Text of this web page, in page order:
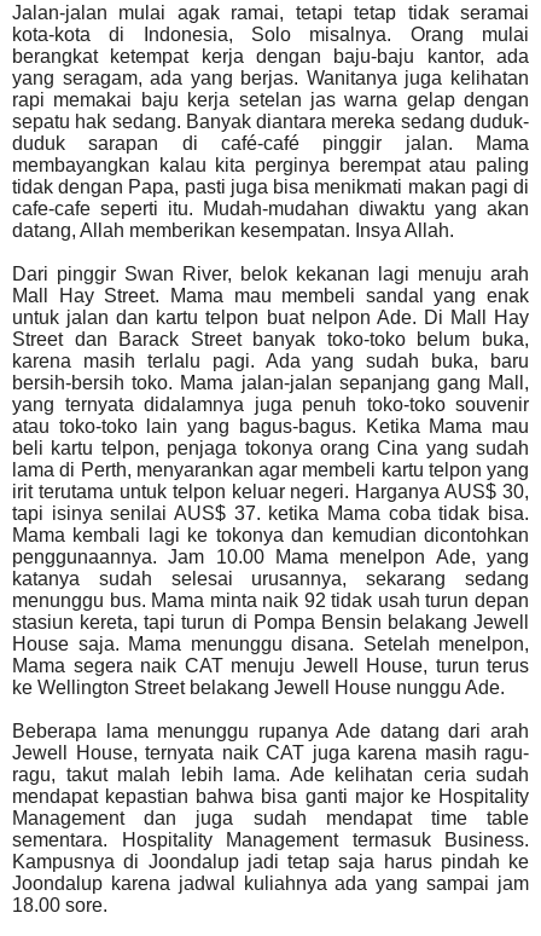
Jalan-jalan mulai agak ramai, tetapi tetap tidak seramai
kota-kota di Indonesia, Solo misalnya. Orang mulai
berangkat ketempat kerja dengan baju-baju kantor, ada
yang seragam, ada yang berjas. Wanitanya juga kelihatan
rapi memakai baju kerja setelan jas warna gelap dengan
sepatu hak sedang. Banyak diantara mereka sedang duduk-
duduk sarapan di café-café pinggir jalan. Mama
membayangkan kalau kita perginya berempat atau paling
tidak dengan Papa, pasti juga bisa menikmati makan pagi di
cafe-cafe seperti itu. Mudah-mudahan diwaktu yang akan
datang, Allah memberikan kesempatan. Insya Allah.
Dari pinggir Swan River, belok kekanan lagi menuju arah
Mall Hay Street. Mama mau membeli sandal yang enak
untuk jalan dan kartu telpon buat nelpon Ade. Di Mall Hay
Street dan Barack Street banyak toko-toko belum buka,
karena masih terlalu pagi. Ada yang sudah buka, baru
bersih-bersih toko. Mama jalan-jalan sepanjang gang Mall,
yang ternyata didalamnya juga penuh toko-toko souvenir
atau toko-toko lain yang bagus-bagus. Ketika Mama mau
beli kartu telpon, penjaga tokonya orang Cina yang sudah
lama di Perth, menyarankan agar membeli kartu telpon yang
irit terutama untuk telpon keluar negeri. Harganya AUS$ 30,
tapi isinya senilai AUS$ 37. ketika Mama coba tidak bisa.
Mama kembali lagi ke tokonya dan kemudian dicontohkan
penggunaannya. Jam 10.00 Mama menelpon Ade, yang
katanya sudah selesai urusannya, sekarang sedang
menunggu bus. Mama minta naik 92 tidak usah turun depan
stasiun kereta, tapi turun di Pompa Bensin belakang Jewell
House saja. Mama menunggu disana. Setelah menelpon,
Mama segera naik CAT menuju Jewell House, turun terus
ke Wellington Street belakang Jewell House nunggu Ade.
Beberapa lama menunggu rupanya Ade datang dari arah
Jewell House, ternyata naik CAT juga karena masih ragu-
ragu, takut malah lebih lama. Ade kelihatan ceria sudah
mendapat kepastian bahwa bisa ganti major ke Hospitality
Management dan juga sudah mendapat time table
sementara. Hospitality Management termasuk Business.
Kampusnya di Joondalup jadi tetap saja harus pindah ke
Joondalup karena jadwal kuliahnya ada yang sampai jam
18.00 sore.